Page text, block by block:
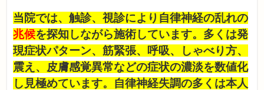
当院では、触診、視診により自律神経の乱れの
兆候を探知しながら施術しています。多くは発
現症状パターン、筋緊張、呼吸、しゃべり方、
震え、皮膚感覚異常などの症状の濃淡を数値化
し見極めています。自律神経失調の多くは本人